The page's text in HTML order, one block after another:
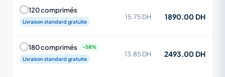
120 comprimés
Livraison standard gratuite
15.75 DH 1890.00 DH
180 comprimés
Livraison standard gratuite
13.85 DH 2493.00 DH